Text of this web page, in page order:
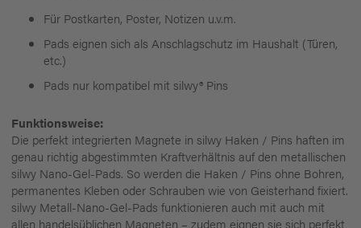
Für Postkarten, Poster, Notizen u.v.m.
Pads eignen sich als Anschlagschutz im Haushalt (Türen,
etc.)
Pads nur kompatibel mit silwy® Pins
Funktionsweise:
Die perfekt integrierten Magnete in silwy Haken / Pins haften im
genau richtig abgestimmten Kraftverhältnis auf den metallischen
silwy Nano-Gel-Pads. So werden die Haken / Pins ohne Bohren,
permanentes Kleben oder Schrauben wie von Geisterhand fixiert.
silwy Metall-Nano-Gel-Pads funktionieren auch mit auch mit
allen handelsüblichen Magneten – zudem eignen sie sich perfekt